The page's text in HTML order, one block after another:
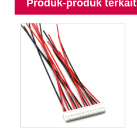
Produk-produk terkait